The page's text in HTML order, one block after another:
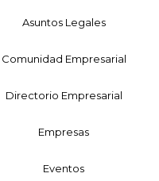
Asuntos Legales
Comunidad Empresarial
Directorio Empresarial
Empresas
Eventos